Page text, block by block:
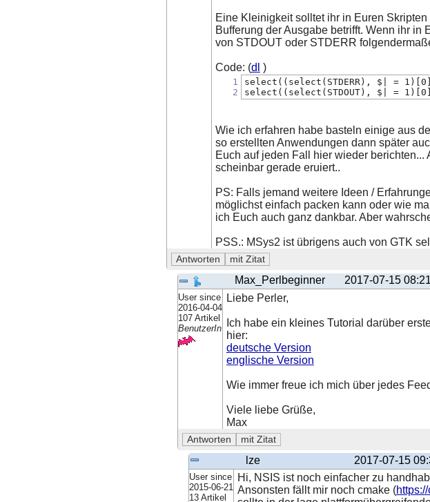
Eine Kleinigkeit solltet ihr in Euren
Bufferung der Ausgabe betrifft. Wenn ihr in
von STDOUT oder STDERR
Code: (dl )
1
2
select((select(STDERR), $| =
select((select(STDOUT), $| =
Wie ich erfahren habe basteln einige aus
so erstellten Anwendungen dann später
Euch auf jeden Fall hier wieder
scheinbar gerade eruiert..
PS: Falls jemand weitere Ideen /
möglichst einfach packen kann oder wie
ich Euch auch ganz dankbar. Aber
PSS.: MSys2 ist übrigens auch von GTK
Max_Perlbeginner 2017-07-15
User since
2016-04-04
107 Artikel
BenutzerIn
Liebe Perler,
Ich habe ein kleines Tutorial darüber
hier:
deutsche Version
englische Version
Wie immer freue ich mich über jedes
Viele liebe Grüße,
Max
lze 2017-07-15
User since
2015-06-21
13 Artikel
Hi, NSIS ist noch einfacher zu
Ansonsten fällt mir noch cmake (